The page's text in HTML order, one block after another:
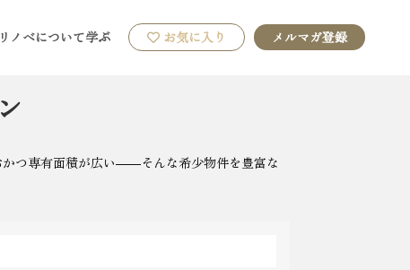
リノベについて学ぶ お気に入り メルマガ登録
かつ専有面積が広い――そんな希少物件を豊富な